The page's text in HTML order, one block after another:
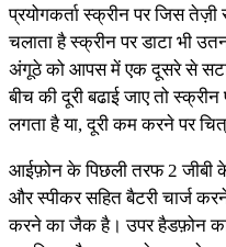
प्रयोगकर्ता स्क्रीन पर जिस
चलाता है स्क्रीन पर डाटा भी
अंगूठे को आपस में एक दूसरे से
बीच की दूरी बढाई जाए तो
लगता है या, दूरी कम करने पर
आईफ़ोन के पिछली तरफ 2
और स्पीकर सहित बैटरी चार्ज
करने का जैक है। उपर हैडफ़ोन